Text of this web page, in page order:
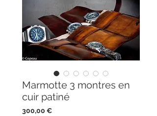
Marmotte 3 montres en
cuir patiné
300,00 €Prix